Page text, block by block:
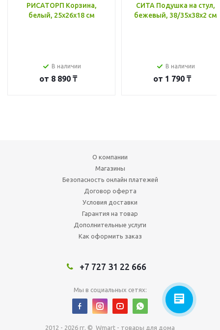
РИСАТОРП Корзина,
белый, 25x26x18 см
В наличии
от 8 890 ₸
СИТА Подушка на стул,
бежевый, 38/35x38x2 см
В наличии
от 1 790 ₸
О компании
Магазины
Безопасность онлайн платежей
Договор оферта
Условия доставки
Гарантия на товар
Дополнительные услуги
Как оформить заказ
+7 727 31 22 666
Мы в социальных сетях:
2012 - 2026 гг. © Wmart - товары для дома